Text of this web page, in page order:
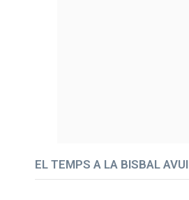
EL TEMPS A LA BISBAL AVUI